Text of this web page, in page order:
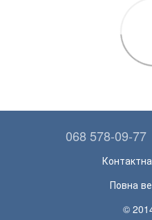
068 578-09-77
Повна
©